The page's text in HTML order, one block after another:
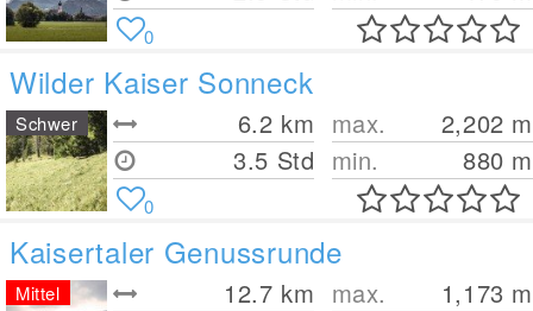
0
Wilder Kaiser Sonneck
6.2 km
3.5 Std
max. 2,202 m
min.
880 m
Schwer
0
Kaisertaler Genussrunde
12.7 km max. 1,173 m
Mittel